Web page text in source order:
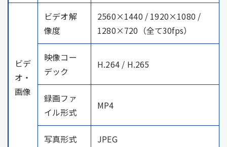
ビデ
オ・
画像
ビデオ解
像度
2560×1440 / 1920×1080 /
1280×720（全て30fps）
映像コー
デック
H.264 / H.265
録画ファ
イル形式
MP4
写真形式 JPEG